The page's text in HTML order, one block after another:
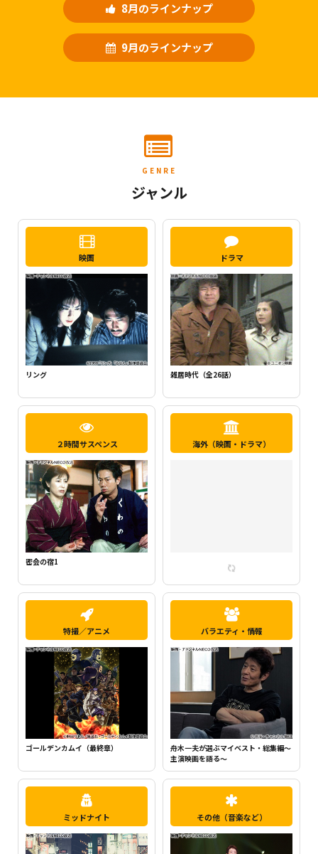
8月のラインナップ
9月のラインナップ
GENRE
ジャンル
映画
らせん
ドラマ
新・ミナミの帝王1（千原ジュニア主
２時間サスペンス
密会の宿2
海外（映画・ドラマ）
特撮／アニメ
ちいかわ（シーズン1）（全120話）
バラエティ・情報
町中華で飲ろうぜ
ミッドナイト その他（音楽など）